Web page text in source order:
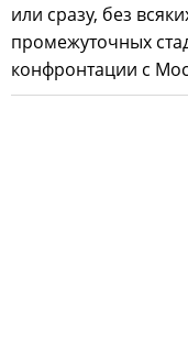
или сразу, без
промежуточных
конфронтации с